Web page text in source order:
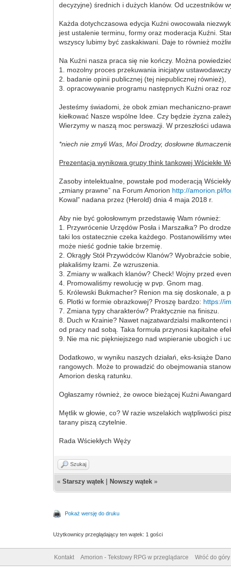
decyzyjne) średnich i dużych klanów. Od uczestników
Każda dotychczasowa edycja Kuźni owocowała
jest ustalenie terminu, formy oraz moderacja Kuźni.
wszyscy lubimy być zaskakiwani. Daje to również
Na Kuźni nasza praca się nie kończy. Można
1. mozolny proces przekuwania inicjatyw
2. badanie opinii publicznej (tej niepublicznej również),
3. opracowywanie programu następnych Kuźni oraz
Jesteśmy świadomi, że obok zmian mechaniczno-
kiełkować Nasze wspólne Idee. Czy będzie żyzna
Wierzymy w naszą moc perswazji. W przeszłości
*niech nie zmyli Was, Moi Drodzy, dosłowne
Prezentacja wynikowa grupy think tankowej Wściekłe
Zasoby intelektualne, powstałe pod moderacją
„zmiany prawne” na Forum Amorion http://amorion.pl/
Kowal” nadana przez (Herold) dnia 4 maja 2018 r.
Aby nie być gołosłownym przedstawię Wam również:
1. Przywrócenie Urzędów Posła i Marszałka? Po
taki los ostatecznie czeka każdego. Postanowiliśmy
może nieść godnie takie brzemię.
2. Okrągły Stół Przywódców Klanów? Wyobraźcie
płakaliśmy łzami. Ze wzruszenia.
3. Zmiany w walkach klanów? Check! Wojny przed
4. Promowaliśmy rewolucję w pvp. Gnom mag.
5. Królewski Bukmacher? Renion ma się doskonale, a
6. Plotki w formie obrazkowej? Proszę bardzo: https://
7. Zmiana typy charakterów? Praktycznie na finiszu.
8. Duch w Krainie? Nawet najzatwardzialsi
od pracy nad sobą. Taka formuła przynosi kapitalne
9. Nie ma nic piękniejszego nad wspieranie ubogich i
Dodatkowo, w wyniku naszych działań, eks-książe
rangowych. Może to prowadzić do obejmowania
Amorion deską ratunku.
Ogłaszamy również, że owoce bieżącej Kuźni
Mętlik w głowie, co? W razie wszelakich wątpliwości
tarany piszą czytelnie.
Rada Wściekłych Węży
Szukaj
«Starszy wątek Nowszy wątek »
Pokaż wersję do druku
Użytkownicy przeglądający ten wątek: 1 gości
Kontakt Amorion - Tekstowy RPG w przeglądarce Wróć do góry